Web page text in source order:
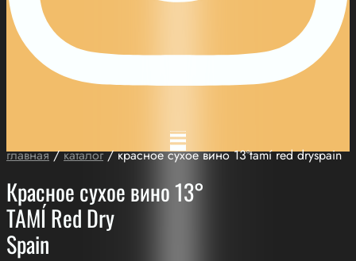
главная/каталог/ красное сухое вино 13°tamí red dryspain
Красное сухое вино 13°
TAMÍ Red Dry
Spain